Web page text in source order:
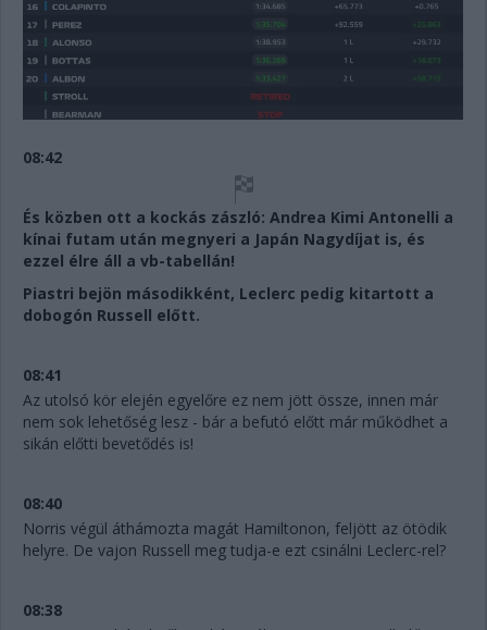
08:42
És közben ott a kockás zászló: Andrea Kimi Antonelli a
kínai futam után megnyeri a Japán Nagydíjat is, és
ezzel élre áll a vb-tabellán!
Piastri bejön másodikként, Leclerc pedig kitartott a
dobogón Russell előtt.
08:41
Az utolsó kör elején egyelőre ez nem jött össze, innen már
nem sok lehetőség lesz - bár a befutó előtt már működhet a
sikán előtti bevetődés is!
08:40
Norris végül áthámozta magát Hamiltonon, feljött az ötödik
helyre. De vajon Russell meg tudja-e ezt csinálni Leclerc-rel?
08:38